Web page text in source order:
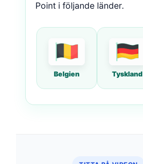
Point i följande länder.
Belgien Tyskland